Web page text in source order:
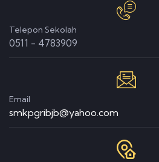
Telepon Sekolah
0511 - 4783909
Email
smkpgribjb@yahoo.com